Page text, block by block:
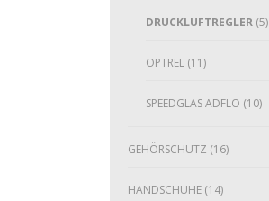
DRUCKLUFTREGLER (5)
OPTREL (11)
SPEEDGLAS ADFLO (10)
GEHÖRSCHUTZ (16)
HANDSCHUHE (14)